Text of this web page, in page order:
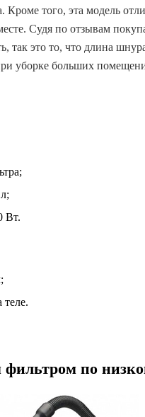
того, эта модель
Судя по отзывам
так это то, что длина
уборке больших
Вт.
по